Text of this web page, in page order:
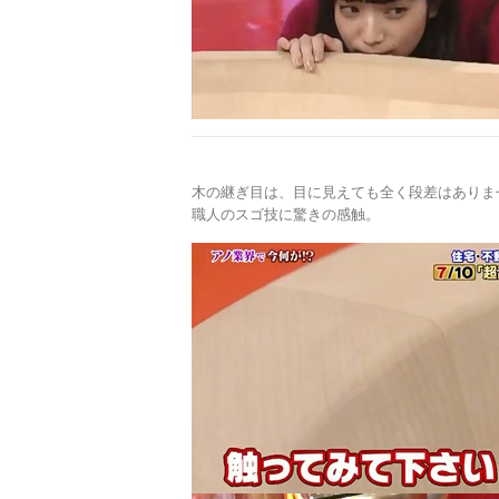
木の継ぎ目は、目に見えても全く段差はあり
職人のスゴ技に驚きの感触。